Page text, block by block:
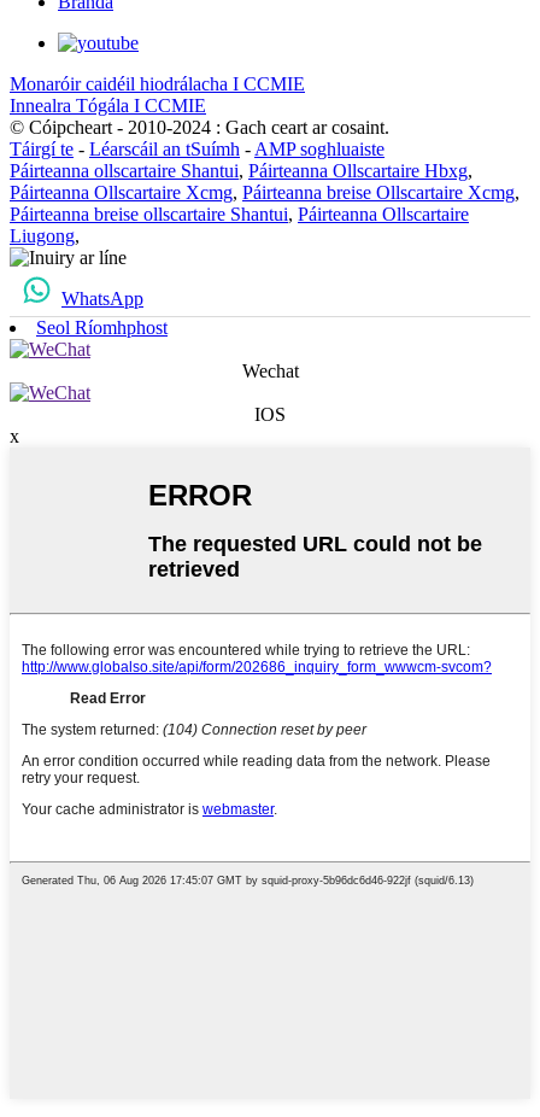
Monaróir caidéil hiodrálacha I CCMIE
Innealra Tógála I CCMIE
© Cóipcheart - 2010-2024 : Gach ceart ar cosaint.
Táirgí te - Léarscáil an tSuímh - AMP soghluaiste
Páirteanna ollscartaire Shantui, Páirteanna Ollscartaire Hbxg,
Páirteanna Ollscartaire Xcmg, Páirteanna breise Ollscartaire Xcmg,
Páirteanna breise ollscartaire Shantui, Páirteanna Ollscartaire
Liugong,
WhatsApp
Seol Ríomhphost
Wechat
IOS
x